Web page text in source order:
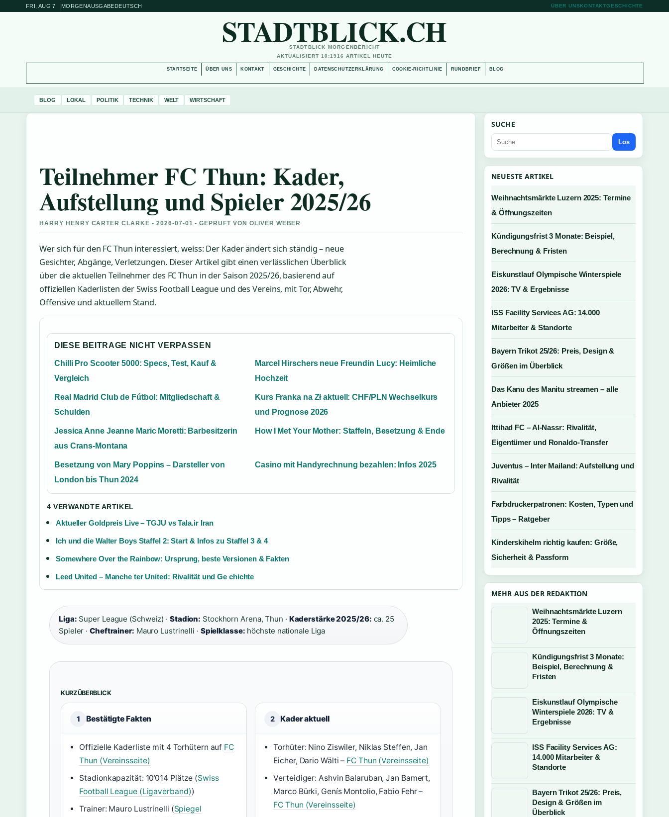
FRI, AUG 7 MORGENAUSGABEDEUTSCH ÜBER UNSKONTAKTGESCHICHTE
STADTBLICK.CH
STADTBLICK MORGENBERICHT
AKTUALISIERT 10:1916 ARTIKEL HEUTE
STARTSEITE ÜBER UNS KONTAKT GESCHICHTE DATENSCHUTZERKLÄRUNG COOKIE-RICHTLINIE RUNDBRIEF BLOG
BLOG LOKAL POLITIK TECHNIK WELT WIRTSCHAFT
Teilnehmer FC Thun: Kader,
Aufstellung und Spieler 2025/26
HARRY HENRY CARTER CLARKE • 2026-07-01 • GEPRUFT VON OLIVER WEBER
Wer sich für den FC Thun interessiert, weiss: Der Kader ändert sich ständig – neue
Gesichter, Abgänge, Verletzungen. Dieser Artikel gibt einen verlässlichen Überblick
über die aktuellen Teilnehmer des FC Thun in der Saison 2025/26, basierend auf
offiziellen Kaderlisten der Swiss Football League und des Vereins, mit Tor, Abwehr,
Offensive und aktuellem Stand.
DIESE BEITRAGE NICHT VERPASSEN
Chilli Pro Scooter 5000: Specs, Test, Kauf &
Vergleich
Marcel Hirschers neue Freundin Lucy: Heimliche
Hochzeit
Real Madrid Club de Fútbol: Mitgliedschaft &
Schulden
Kurs Franka na Zł aktuell: CHF/PLN Wechselkurs
und Prognose 2026
Jessica Anne Jeanne Maric Moretti: Barbesitzerin
aus Crans-Montana
How I Met Your Mother: Staffeln, Besetzung & Ende
Besetzung von Mary Poppins – Darsteller von
London bis Thun 2024
Casino mit Handyrechnung bezahlen: Infos 2025
4 VERWANDTE ARTIKEL
Aktueller Goldpreis Live – TGJU vs Tala.ir Iran
Ich und die Walter Boys Staffel 2: Start & Infos zu Staffel 3 & 4
Somewhere Over the Rainbow: Ursprung, beste Versionen & Fakten
Leed United – Manche ter United: Rivalität und Ge chichte
Liga: Super League (Schweiz) · Stadion: Stockhorn Arena, Thun · Kaderstärke 2025/26: ca. 25
Spieler ·Cheftrainer: Mauro Lustrinelli · Spielklasse: höchste nationale Liga
KURZÜBERBLICK
1 Bestätigte Fakten
Offizielle Kaderliste mit 4 Torhütern auf FC
Thun (Vereinsseite)
Stadionkapazität: 10’014 Plätze (Swiss
Football League (Ligaverband))
Trainer: Mauro Lustrinelli (Spiegel
2 Kader aktuell
Torhüter: Nino Ziswiler, Niklas Steffen, Jan
Eicher, Dario Wälti – FC Thun (Vereinsseite)
Verteidiger: Ashvin Balaruban, Jan Bamert,
Marco Bürki, Genís Montolio, Fabio Fehr –
FC Thun (Vereinsseite)
SUCHE
Los
NEUESTE ARTIKEL
Weihnachtsmärkte Luzern 2025: Termine
& Öffnungszeiten
Kündigungsfrist 3 Monate: Beispiel,
Berechnung & Fristen
Eiskunstlauf Olympische Winterspiele
2026: TV & Ergebnisse
ISS Facility Services AG: 14.000
Mitarbeiter & Standorte
Bayern Trikot 25/26: Preis, Design &
Größen im Überblick
Das Kanu des Manitu streamen – alle
Anbieter 2025
Ittihad FC – Al-Nassr: Rivalität,
Eigentümer und Ronaldo-Transfer
Juventus – Inter Mailand: Aufstellung und
Rivalität
Farbdruckerpatronen: Kosten, Typen und
Tipps – Ratgeber
Kinderskihelm richtig kaufen: Größe,
Sicherheit & Passform
MEHR AUS DER REDAKTION
Weihnachtsmärkte Luzern
2025: Termine &
Öffnungszeiten
Kündigungsfrist 3 Monate:
Beispiel, Berechnung &
Fristen
Eiskunstlauf Olympische
Winterspiele 2026: TV &
Ergebnisse
ISS Facility Services AG:
14.000 Mitarbeiter &
Standorte
Bayern Trikot 25/26: Preis,
Design & Größen im
Überblick